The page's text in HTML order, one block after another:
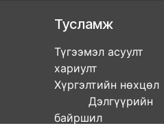
Тусламж
Түгээмэл асуулт
хариулт
Хүргэлтийн нөхцөл
Дэлгүүрийн
байршил